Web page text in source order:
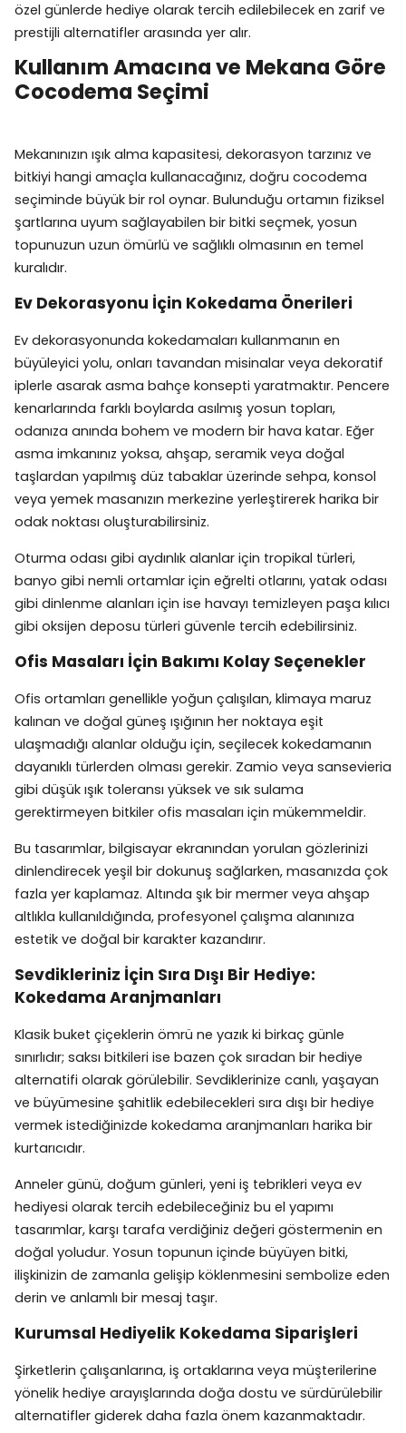
özel günlerde hediye olarak tercih edilebilecek en zarif ve
prestijli alternatifler arasında yer alır.
Kullanım Amacına ve Mekana Göre
Cocodema Seçimi
Mekanınızın ışık alma kapasitesi, dekorasyon tarzınız ve
bitkiyi hangi amaçla kullanacağınız, doğru cocodema
seçiminde büyük bir rol oynar. Bulunduğu ortamın fiziksel
şartlarına uyum sağlayabilen bir bitki seçmek, yosun
topunuzun uzun ömürlü ve sağlıklı olmasının en temel
kuralıdır.
Ev Dekorasyonu İçin Kokedama Önerileri
Ev dekorasyonunda kokedamaları kullanmanın en
büyüleyici yolu, onları tavandan misinalar veya dekoratif
iplerle asarak asma bahçe konsepti yaratmaktır. Pencere
kenarlarında farklı boylarda asılmış yosun topları,
odanıza anında bohem ve modern bir hava katar. Eğer
asma imkanınız yoksa, ahşap, seramik veya doğal
taşlardan yapılmış düz tabaklar üzerinde sehpa, konsol
veya yemek masanızın merkezine yerleştirerek harika bir
odak noktası oluşturabilirsiniz.
Oturma odası gibi aydınlık alanlar için tropikal türleri,
banyo gibi nemli ortamlar için eğrelti otlarını, yatak odası
gibi dinlenme alanları için ise havayı temizleyen paşa kılıcı
gibi oksijen deposu türleri güvenle tercih edebilirsiniz.
Ofis Masaları İçin Bakımı Kolay Seçenekler
Ofis ortamları genellikle yoğun çalışılan, klimaya maruz
kalınan ve doğal güneş ışığının her noktaya eşit
ulaşmadığı alanlar olduğu için, seçilecek kokedamanın
dayanıklı türlerden olması gerekir. Zamio veya sansevieria
gibi düşük ışık toleransı yüksek ve sık sulama
gerektirmeyen bitkiler ofis masaları için mükemmeldir.
Bu tasarımlar, bilgisayar ekranından yorulan gözlerinizi
dinlendirecek yeşil bir dokunuş sağlarken, masanızda çok
fazla yer kaplamaz. Altında şık bir mermer veya ahşap
altlıkla kullanıldığında, profesyonel çalışma alanınıza
estetik ve doğal bir karakter kazandırır.
Sevdikleriniz İçin Sıra Dışı Bir Hediye:
Kokedama Aranjmanları
Klasik buket çiçeklerin ömrü ne yazık ki birkaç günle
sınırlıdır; saksı bitkileri ise bazen çok sıradan bir hediye
alternatifi olarak görülebilir. Sevdiklerinize canlı, yaşayan
ve büyümesine şahitlik edebilecekleri sıra dışı bir hediye
vermek istediğinizde kokedama aranjmanları harika bir
kurtarıcıdır.
Anneler günü, doğum günleri, yeni iş tebrikleri veya ev
hediyesi olarak tercih edebileceğiniz bu el yapımı
tasarımlar, karşı tarafa verdiğiniz değeri göstermenin en
doğal yoludur. Yosun topunun içinde büyüyen bitki,
ilişkinizin de zamanla gelişip köklenmesini sembolize eden
derin ve anlamlı bir mesaj taşır.
Kurumsal Hediyelik Kokedama Siparişleri
Şirketlerin çalışanlarına, iş ortaklarına veya müşterilerine
yönelik hediye arayışlarında doğa dostu ve sürdürülebilir
alternatifler giderek daha fazla önem kazanmaktadır.